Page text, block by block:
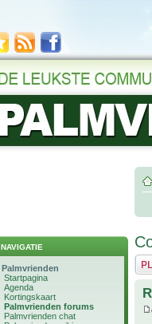
NAVIGATIE
Palmvrienden
Startpagina
Agenda
Kortingskaart
Palmvrienden forums
Palmvrienden chat